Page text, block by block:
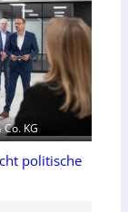
KG
politische